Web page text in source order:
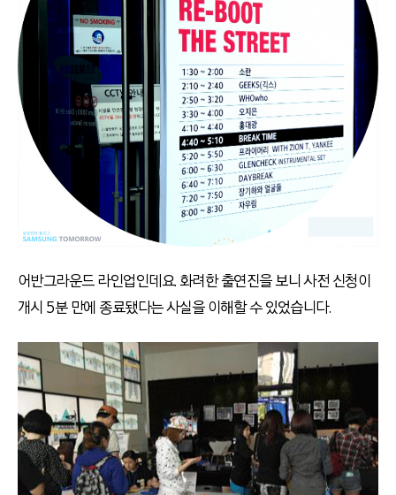
어반그라운드 라인업인데요. 화려한 출연진을 보니 사전 신청이
개시 5분 만에 종료됐다는 사실을 이해할 수 있었습니다.